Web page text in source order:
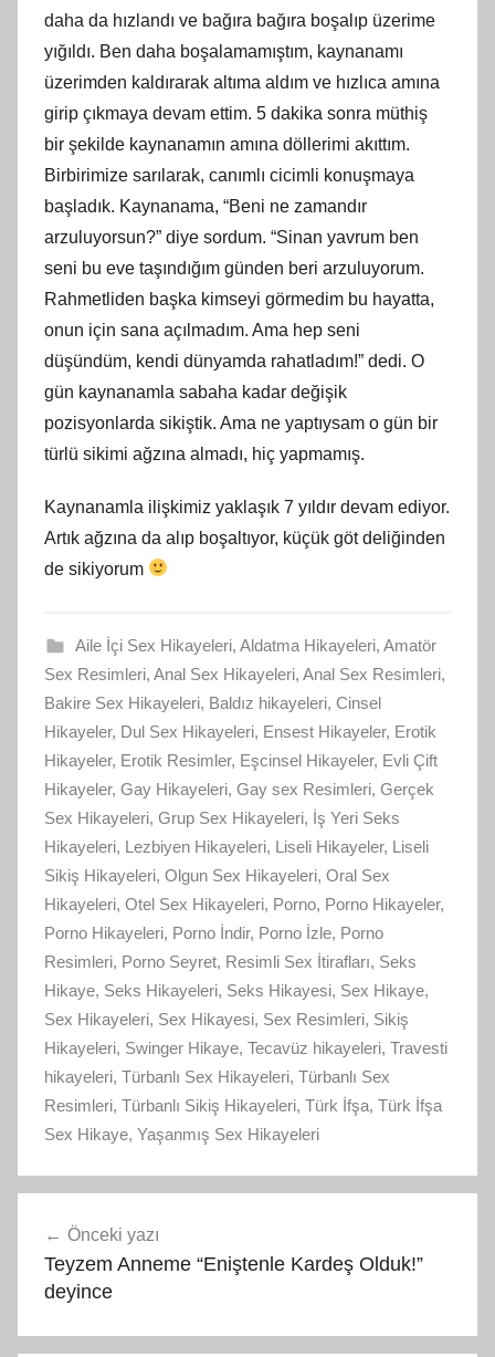
daha da hızlandı ve bağıra bağıra boşalıp üzerime
yığıldı. Ben daha boşalamamıştım, kaynanamı
üzerimden kaldırarak altıma aldım ve hızlıca amına
girip çıkmaya devam ettim. 5 dakika sonra müthiş
bir şekilde kaynanamın amına döllerimi akıttım.
Birbirimize sarılarak, canımlı cicimli konuşmaya
başladık. Kaynanama, “Beni ne zamandır
arzuluyorsun?” diye sordum. “Sinan yavrum ben
seni bu eve taşındığım günden beri arzuluyorum.
Rahmetliden başka kimseyi görmedim bu hayatta,
onun için sana açılmadım. Ama hep seni
düşündüm, kendi dünyamda rahatladım!” dedi. O
gün kaynanamla sabaha kadar değişik
pozisyonlarda sikiştik. Ama ne yaptıysam o gün bir
türlü sikimi ağzına almadı, hiç yapmamış.
Kaynanamla ilişkimiz yaklaşık 7 yıldır devam ediyor.
Artık ağzına da alıp boşaltıyor, küçük göt deliğinden
de sikiyorum
Aile İçi Sex Hikayeleri, Aldatma Hikayeleri, Amatör
Sex Resimleri, Anal Sex Hikayeleri, Anal Sex Resimleri,
Bakire Sex Hikayeleri, Baldız hikayeleri, Cinsel
Hikayeler, Dul Sex Hikayeleri, Ensest Hikayeler, Erotik
Hikayeler, Erotik Resimler, Eşcinsel Hikayeler, Evli Çift
Hikayeler, Gay Hikayeleri, Gay sex Resimleri, Gerçek
Sex Hikayeleri, Grup Sex Hikayeleri, İş Yeri Seks
Hikayeleri, Lezbiyen Hikayeleri, Liseli Hikayeler, Liseli
Sikiş Hikayeleri, Olgun Sex Hikayeleri, Oral Sex
Hikayeleri, Otel Sex Hikayeleri, Porno, Porno Hikayeler,
Porno Hikayeleri, Porno İndir, Porno İzle, Porno
Resimleri, Porno Seyret, Resimli Sex İtirafları, Seks
Hikaye, Seks Hikayeleri, Seks Hikayesi, Sex Hikaye,
Sex Hikayeleri, Sex Hikayesi, Sex Resimleri, Sikiş
Hikayeleri, Swinger Hikaye, Tecavüz hikayeleri, Travesti
hikayeleri, Türbanlı Sex Hikayeleri, Türbanlı Sex
Resimleri, Türbanlı Sikiş Hikayeleri, Türk İfşa, Türk İfşa
Sex Hikaye, Yaşanmış Sex Hikayeleri
gezinmesi
Önceki yazı
Teyzem Anneme “Eniştenle Kardeş Olduk!”
deyince